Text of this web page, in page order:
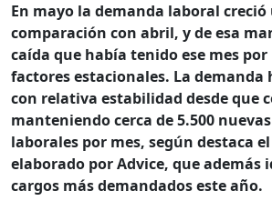
En mayo la demanda laboral creció
comparación con abril, y de esa
caída que había tenido ese mes
factores estacionales. La demanda
con relativa estabilidad desde que
manteniendo cerca de 5.500
laborales por mes, según destaca
elaborado por Advice, que además
cargos más demandados este año.